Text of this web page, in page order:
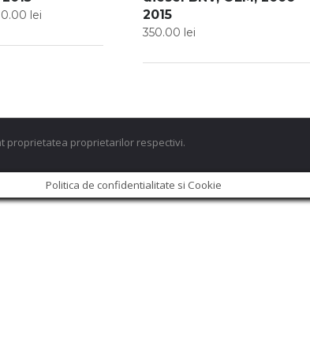
lei
2015
350.00 lei
proprietatea proprietarilor respectivi.
Politica de confidentialitate si Cookie